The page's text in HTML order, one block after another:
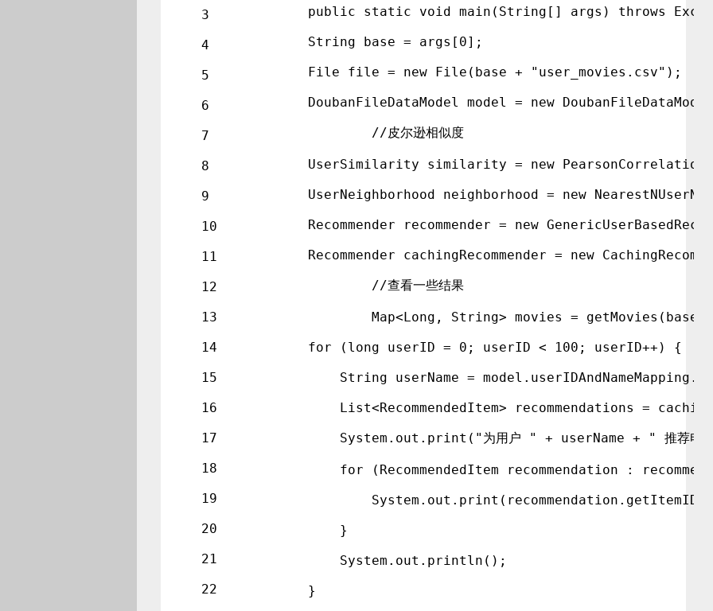
3
4
5
6
7
8
9
10
11
12
13
14
15
16
17
18
19
20
21
22
public static void main(String[] args) throws
        String base = args[0];
        File file = new File(base + "user_movies.csv");
DoubanFileDataModel model = new
		//皮尔逊相似度
UserSimilarity similarity = new
UserNeighborhood neighborhood = new
Recommender recommender = new
Recommender cachingRecommender = new
		//查看一些结果
		Map<Long, String> movies = getMovies(base);
        for (long userID = 0; userID < 100; userID++) {
String userName =
List<RecommendedItem> recommendations =
System.out.print("为用户 " + userName + " 推荐电
for (RecommendedItem recommendation :
            }
            System.out.println();
        }